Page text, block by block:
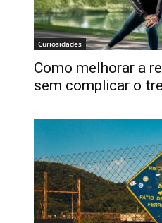
Curiosidades
Como melhorar a
sem complicar o